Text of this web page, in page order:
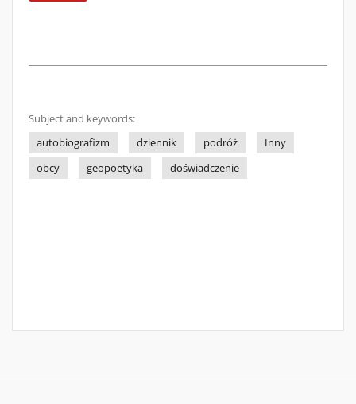
Subject and keywords:
autobiografizm
dziennik podróż
Inny
obcy
geopoetyka doświadczenie